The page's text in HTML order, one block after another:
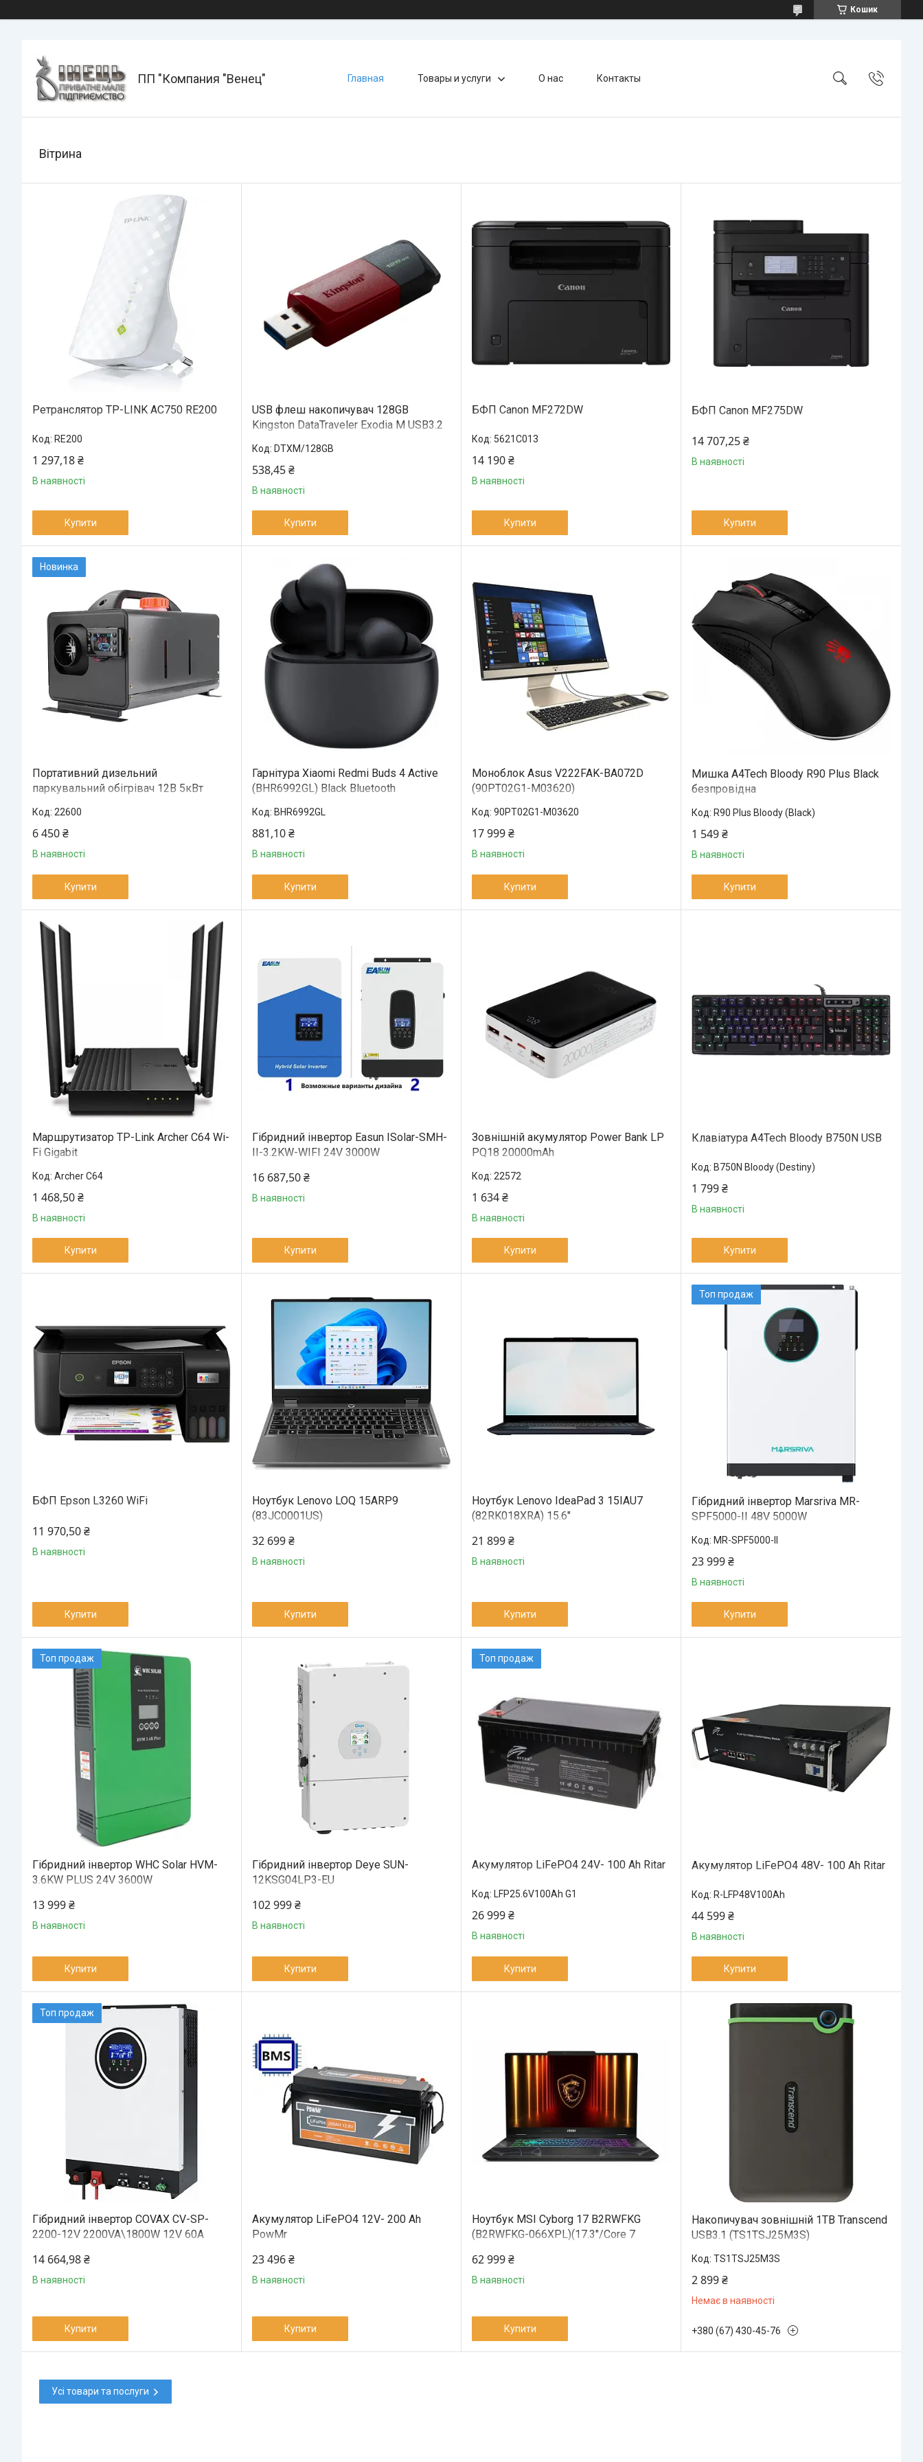
Кошик
ПП "Компания "Венец" Главная Товары и услуги О нас Контакты
Вітрина
Ретранслятор TP-LINK AC750 RE200
RE200
1 297,18 ₴
В наявності
Купити
USB флеш накопичувач 128GB
Kingston DataTraveler Exodia M USB3.2
DTXM/128GB
538,45 ₴
В наявності
Купити
БФП Canon MF272DW
5621C013
14 190 ₴
В наявності
Купити
БФП Canon MF275DW
14 707,25 ₴
В наявності
Купити
Новинка
Портативний дизельний
паркувальний обігрівач 12В 5кВт
22600
6 450 ₴
В наявності
Купити
Гарнітура Xiaomi Redmi Buds 4 Active
(BHR6992GL) Black Bluetooth
BHR6992GL
881,10 ₴
В наявності
Купити
Моноблок Asus V222FAK-BA072D
(90PT02G1-M03620)
90PT02G1-M03620
17 999 ₴
В наявності
Купити
Мишка A4Tech Bloody R90 Plus Black
безпровідна
R90 Plus Bloody (Black)
1 549 ₴
В наявності
Купити
Маршрутизатор TP-Link Archer C64 Wi-
Fi Gigabit
Archer C64
1 468,50 ₴
В наявності
Купити
Гібридний інвертор Easun ISolar-SMH-
II-3.2KW-WIFI 24V 3000W
16 687,50 ₴
В наявності
Купити
Зовнішній акумулятор Power Bank LP
PQ18 20000mAh
22572
1 634 ₴
В наявності
Купити
Клавіатура A4Tech Bloody B750N USB
B750N Bloody (Destiny)
1 799 ₴
В наявності
Купити
БФП Epson L3260 WiFi
11 970,50 ₴
В наявності
Купити
Ноутбук Lenovo LOQ 15ARP9
(83JC0001US)
32 699 ₴
В наявності
Купити
Ноутбук Lenovo IdeaPad 3 15IAU7
(82RK018XRA) 15.6"
21 899 ₴
В наявності
Купити
Топ продаж
Гібридний інвертор Marsriva MR-
SPF5000-II 48V 5000W
MR-SPF5000-II
23 999 ₴
В наявності
Купити
Топ продаж
Гібридний інвертор WHC Solar HVM-
3.6KW PLUS 24V 3600W
13 999 ₴
В наявності
Купити
Гібридний інвертор Deye SUN-
12KSG04LP3-EU
102 999 ₴
В наявності
Купити
Топ продаж
Акумулятор LiFePO4 24V- 100 Ah Ritar
LFP25.6V100Ah G1
26 999 ₴
В наявності
Купити
Акумулятор LiFePO4 48V- 100 Ah Ritar
R-LFP48V100Ah
44 599 ₴
В наявності
Купити
Топ продаж
Гібридний інвертор COVAX CV-SP-
2200-12V 2200VA\1800W 12V 60A
14 664,98 ₴
В наявності
Купити
Акумулятор LiFePO4 12V- 200 Ah
PowMr
23 496 ₴
В наявності
Купити
Ноутбук MSI Cyborg 17 B2RWFKG
(B2RWFKG-066XPL)(17.3"/Core 7
62 999 ₴
В наявності
Купити
Накопичувач зовнішній 1TB Transcend
USB3.1 (TS1TSJ25M3S)
TS1TSJ25M3S
2 899 ₴
Немає в наявності
+380 (67) 430-45-76
Усі товари та послуги